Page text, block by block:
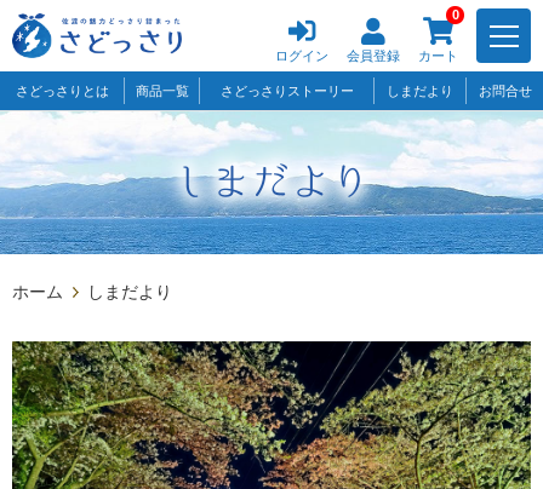
ログイン 会員登録
0
カート
さどっさりとは 商品一覧 さどっさりストーリー しまだより お問合せ
ホーム しまだより